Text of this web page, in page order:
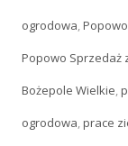
ogrodowa,
Popowo Sprzedaż
Bożepole Wielkie,
ogrodowa,prace